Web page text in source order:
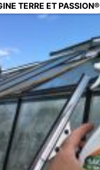
TERRE ET PASSION®